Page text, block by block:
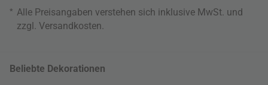
* Alle Preisangaben verstehen sich inklusive MwSt. und
zzgl. Versandkosten
Beliebte Dekorationen